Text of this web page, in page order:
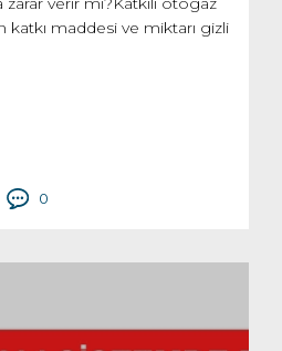
maddesi ve miktarı gizli
0